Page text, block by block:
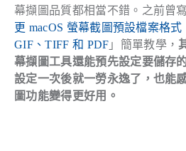
幕擷圖品質都相當不錯。之前曾
更 macOS 螢幕截圖預設檔案格式
GIF、TIFF 和 PDF 」簡單教學，
幕擷圖工具還能預先設定要儲存
設定一次後就一勞永逸了，也能
圖功能變得更好用。